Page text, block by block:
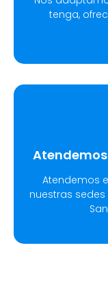
tenga,
Atendemos
nuestras sedes